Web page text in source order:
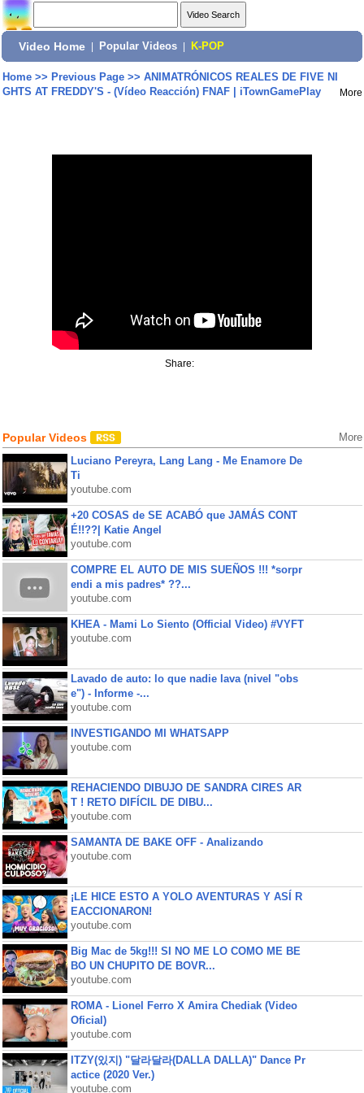
Video Home Popular Videos K-POP
Home>> Previous Page>> ANIMATRÓNICOS REALES DE FIVE NI
GHTS AT FREDDY'S - (Vídeo Reacción) FNAF | iTownGamePlay
More
Share:
Popular Videos More
Luciano Pereyra, Lang Lang - Me Enamore De
Ti
youtube.com
+20 COSAS de SE ACABÓ que JAMÁS CONT
É!!??| Katie Angel
youtube.com
COMPRE EL AUTO DE MIS SUEÑOS !!! *sorpr
endi a mis padres* ??...
youtube.com
KHEA - Mami Lo Siento (Official Video) #VYFT
youtube.com
Lavado de auto: lo que nadie lava (nivel "obs
e") - Informe -...
youtube.com
INVESTIGANDO MI WHATSAPP
youtube.com
REHACIENDO DIBUJO DE SANDRA CIRES AR
T ! RETO DIFÍCIL DE DIBU...
youtube.com
SAMANTA DE BAKE OFF - Analizando
youtube.com
¡LE HICE ESTO A YOLO AVENTURAS Y ASÍ R
EACCIONARON!
youtube.com
Big Mac de 5kg!!! SI NO ME LO COMO ME BE
BO UN CHUPITO DE BOVR...
youtube.com
ROMA - Lionel Ferro X Amira Chediak (Video
Oficial)
youtube.com
ITZY(있지) "달라달라(DALLA DALLA)" Dance Pr
actice (2020 Ver.)
youtube.com